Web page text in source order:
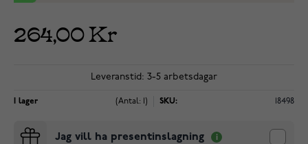
264,00 Kr
Leveranstid: 3-5 arbetsdagar
I lager (Antal: 1) SKU: 18498
Jag vill ha presentinslagning